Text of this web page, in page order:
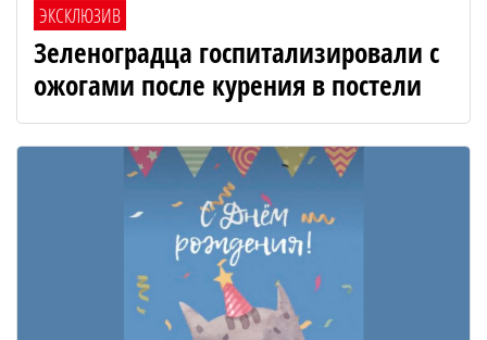
ЭКСКЛЮЗИВ
Зеленоградца госпитализировали с
ожогами после курения в постели